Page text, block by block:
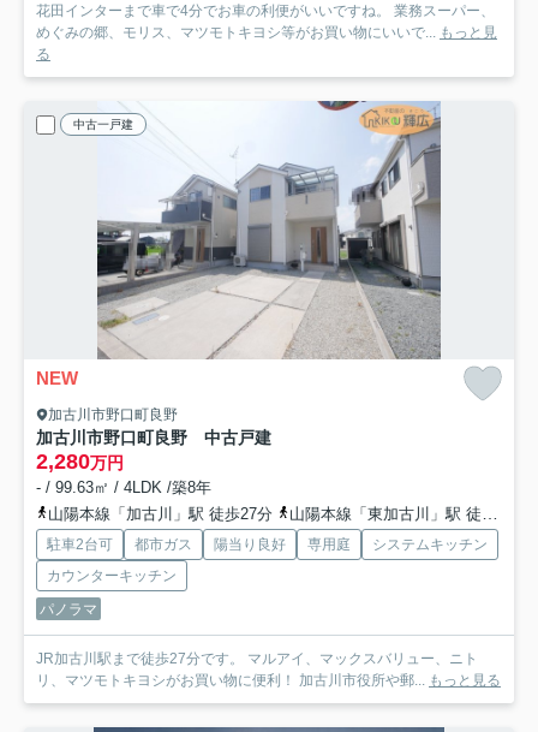
花田インターまで車で4分でお車の利便がいいですね。 業務スーパー、
めぐみの郷、モリス、マツモトキヨシ等がお買い物にいいで...
もっと見
る
中古一戸建
NEW
加古川市野口町良野
加古川市野口町良野 中古戸建
2,280万円
- / 99.63㎡ / 4LDK /築8年
山陽本線「加古川」駅 徒歩27分
山陽本線「東加古川」駅 徒歩31分
駐車2台可 都市ガス 陽当り良好 専用庭
システムキッチン
カウンターキッチン
パノラマ
JR加古川駅まで徒歩27分です。 マルアイ、マックスバリュー、ニト
リ、マツモトキヨシがお買い物に便利！ 加古川市役所や郵...
もっと見る